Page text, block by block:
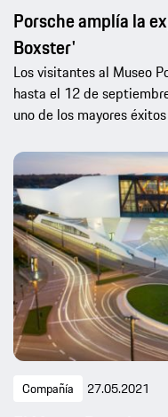
Porsche amplía la
Boxster'
Los visitantes al Museo
hasta el 12 de
uno de los mayores
Compañía 27.05.2021